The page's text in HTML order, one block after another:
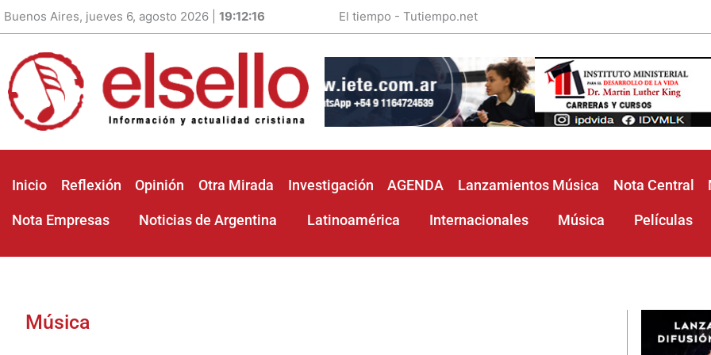
Buenos Aires, jueves 6, agosto 2026 | 19:12:18 El tiempo - Tutiempo.net
Inicio Reflexión Opinión Otra Mirada Investigación AGENDA Lanzamientos Música Nota Central
Nota Empresas Noticias de Argentina Latinoamérica Internacionales Música Películas
Música